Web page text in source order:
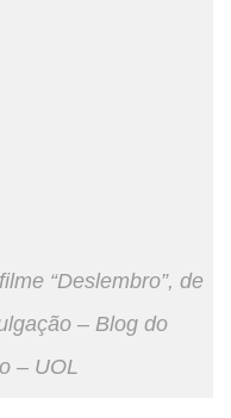
“Deslembro”, de
– Blog do
– UOL